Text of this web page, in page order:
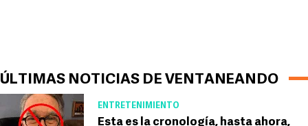
ÚLTIMAS NOTICIAS DE VENTANEANDO
ENTRETENIMIENTO
Esta es la cronología, hasta ahora,